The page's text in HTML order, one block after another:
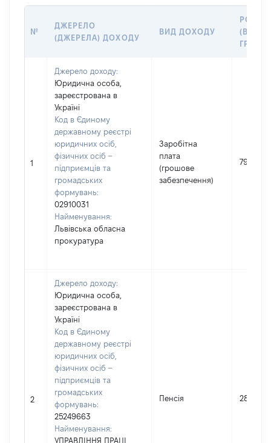
№
ДЖЕРЕЛО
(ДЖЕРЕЛА) ДОХОДУ
ВИД ДОХОДУ
ГРН
1
Джерело доходу:
Юридична особа,
зареєстрована в
Україні
Код в Єдиному
державному реєстрі
юридичних осіб,
фізичних осіб –
підприємців та
громадських
формувань:
02910031
Найменування:
Львівська обласна
прокуратура
Заробітна
плата
(грошове
забезпечення)
796989
2
Джерело доходу:
Юридична особа,
зареєстрована в
Україні
Код в Єдиному
державному реєстрі
юридичних осіб,
фізичних осіб –
підприємців та
громадських
формувань:
25249663
Найменування:
УПРАВЛІННЯ ПРАЦІ
Пенсія 28332